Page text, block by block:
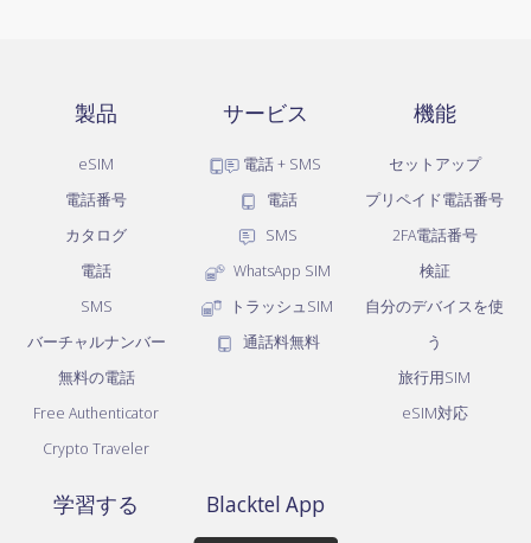
製品
eSIM
電話番号
カタログ
電話
SMS
バーチャルナンバー
無料の電話
Free Authenticator
Crypto Traveler
サービス
電話 + SMS
電話
SMS
WhatsApp SIM
トラッシュSIM
通話料無料
機能
セットアップ
プリペイド電話番号
2FA電話番号
検証
自分のデバイスを使
う
旅行用SIM
eSIM対応
学習する Blacktel App